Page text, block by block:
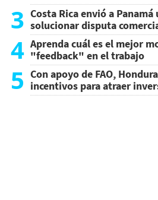
3 Costa Rica envió a
solucionar disputa
4 Aprenda cuál es el mejor
"feedback" en el trabajo
5 Con apoyo de FAO,
incentivos para atraer